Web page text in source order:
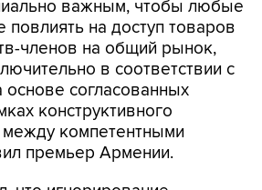
важным, чтобы любые
на доступ товаров
членов на общий рынок,
в соответствии с
согласованных
конструктивного
компетентными
премьер Армении.